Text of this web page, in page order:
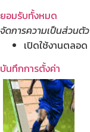
ยอมรับทั้งหมด
จัดการความเป็นส่วนตัว
เปิดใช้งานตลอด
บันทึกการตั้งค่า